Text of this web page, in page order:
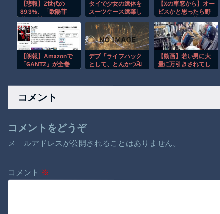
【悲報】Z世代の
89.3%、「欧陽菲
タイで少女の遺体を
スーツケース遺棄し
視映像。
【Xの車窓から】オー
ビスかと思ったら野
か
【朗報】Amazonで
「GANTZ」が全巻
デブ「ライフハック
として、とんかつ和
の知ってた？」
【動画】若い男に大
量に万引きされてし
コメント
コメントをどうぞ
メールアドレスが公開されることはありません。
コメント ※